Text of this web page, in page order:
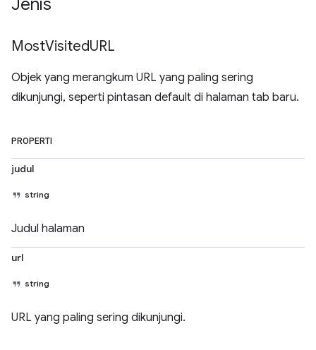
Jenis
MostVisitedURL
Objek yang merangkum URL yang paling sering
dikunjungi, seperti pintasan default di halaman tab baru.
PROPERTI
judul
string
Judul halaman
url
string
URL yang paling sering dikunjungi.